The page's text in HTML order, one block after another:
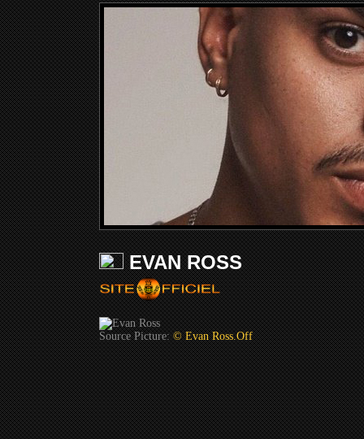
EVAN ROSS
Source Picture:© Evan Ross.Off